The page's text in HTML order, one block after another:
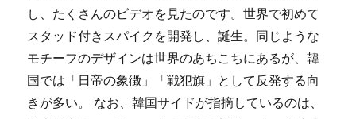
し、たくさんのビデオを見たのです。世界で初めて
スタッド付きスパイクを開発し、誕生。同じような
モチーフのデザインは世界のあちこちにあるが、韓
国では「日帝の象徴」「戦犯旗」として反発する向
きが多い。 なお、韓国サイドが指摘しているのは、